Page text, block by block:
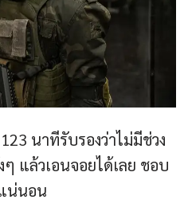
นาทีรับรองว่าไม่มีช่วง
แล้วเอนจอยได้เลย ชอบ
น่นอน